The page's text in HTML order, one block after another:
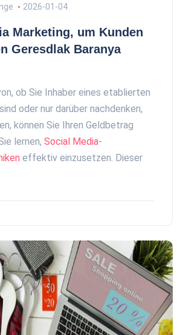
2026-01-04
Marketing, um Kunden
Geresdlak Baranya
ob Sie Inhaber eines etablierten
oder nur darüber nachdenken,
können Sie Ihren Geldbetrag
lernen, Social Media-
effektiv einzusetzen. Dieser